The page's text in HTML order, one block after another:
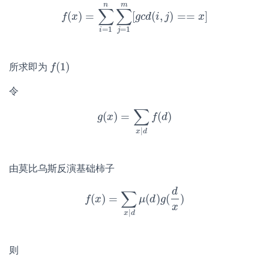
f(x) = ∑
i=1
n ∑
j=1
m
[gcd(i, j) == x]
f(x) =∑ =1 ∑j 1m[gcd(i, )==x ]
所求即为 f(1)
f(1)
令
g(x) = ∑
x|d
f(d)
g(x )=∑ x| (d)
由莫比乌斯反演基础柿子
f(x) = ∑
x d
μ(d)g(
d
x
)
f(x) =∑ x| μ(d)g(dx)
则